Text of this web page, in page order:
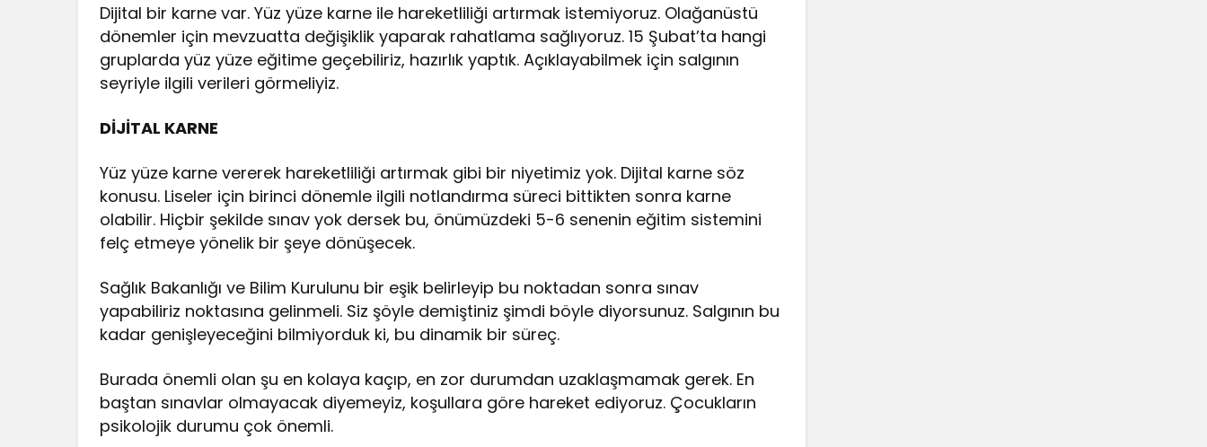
Dijital bir karne var. Yüz yüze karne ile hareketliliği artırmak istemiyoruz. Olağanüstü
dönemler için mevzuatta değişiklik yaparak rahatlama sağlıyoruz. 15 Şubat’ta hangi
gruplarda yüz yüze eğitime geçebiliriz, hazırlık yaptık. Açıklayabilmek için salgının
seyriyle ilgili verileri görmeliyiz.
DİJİTAL KARNE
Yüz yüze karne vererek hareketliliği artırmak gibi bir niyetimiz yok. Dijital karne söz
konusu. Liseler için birinci dönemle ilgili notlandırma süreci bittikten sonra karne
olabilir. Hiçbir şekilde sınav yok dersek bu, önümüzdeki 5-6 senenin eğitim sistemini
felç etmeye yönelik bir şeye dönüşecek.
Sağlık Bakanlığı ve Bilim Kurulunu bir eşik belirleyip bu noktadan sonra sınav
yapabiliriz noktasına gelinmeli. Siz şöyle demiştiniz şimdi böyle diyorsunuz. Salgının bu
kadar genişleyeceğini bilmiyorduk ki, bu dinamik bir süreç.
Burada önemli olan şu en kolaya kaçıp, en zor durumdan uzaklaşmamak gerek. En
baştan sınavlar olmayacak diyemeyiz, koşullara göre hareket ediyoruz. Çocukların
psikolojik durumu çok önemli.